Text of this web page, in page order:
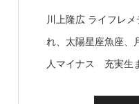
川上隆広 ライフレ
れ、太陽星座魚座
人マイナス 充実生